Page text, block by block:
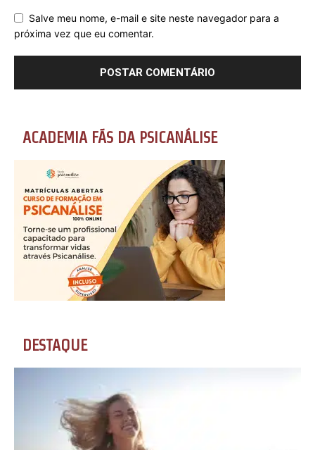
Salve meu nome, e-mail e site neste navegador para a
próxima vez que eu comentar.
ACADEMIA FÃS DA PSICANÁLISE
DESTAQUE